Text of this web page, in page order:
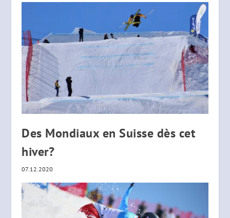
Des Mondiaux en Suisse dès cet
hiver?
07.12.2020